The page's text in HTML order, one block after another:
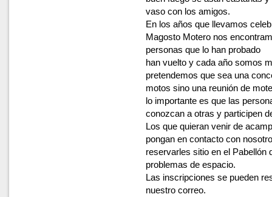
vaso con los amigos.
En los años que llevamos
Magosto Motero nos
personas que lo han probado
han vuelto y cada año somos
pretendemos que sea una
motos sino una reunión de
lo importante es que las
conozcan a otras y participen
Los que quieran venir de
pongan en contacto con
reservarles sitio en el Pabellón
problemas de espacio.
Las inscripciones se pueden
nuestro correo.